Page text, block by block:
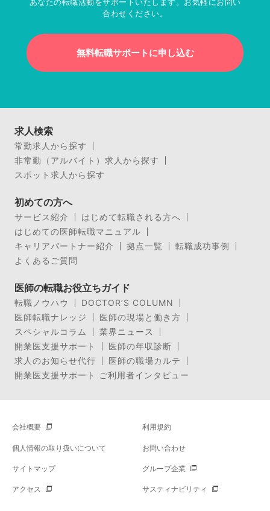
あなたの転職活動をサポートいたします。お気軽にお問い
合わせください。
無料転職サポートに申し込む
求人検索
常勤求人から探す
非常勤（アルバイト）求人から探す
スポット求人から探す
初めての方へ
サービス紹介
はじめて転職される方へ
はじめての医師転職マニュアル
キャリアパートナー紹介
拠点一覧
転職成功事例
よくあるご質問
医師の転職お役立ちガイド
転職ノウハウ
DOCTOR’S COLUMN
医師転職ナレッジ
医師の現場と働き方
スペシャルコラム
業界ニュース
開業医支援サポート
医師の年収診断
求人のお知らせ代行
医師の職場カルテ
開業医支援サポート ご利用者インタビュー
会社概要 利用規約
個人情報の取り扱いについて お問い合わせ
サイトマップ グループ企業
アクセス サスティナビリティ